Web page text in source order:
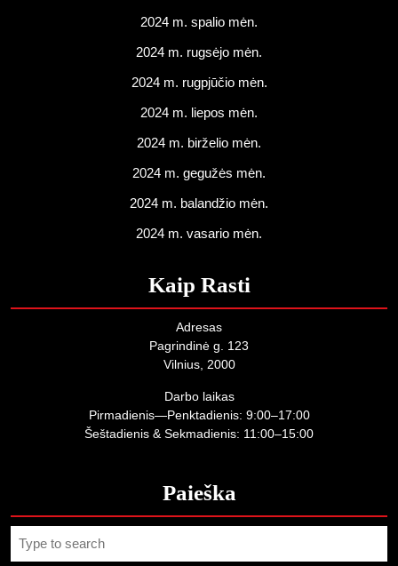
2024 m. spalio mėn.
2024 m. rugsėjo mėn.
2024 m. rugpjūčio mėn.
2024 m. liepos mėn.
2024 m. birželio mėn.
2024 m. gegužės mėn.
2024 m. balandžio mėn.
2024 m. vasario mėn.
Kaip Rasti
Adresas
Pagrindinė g. 123
Vilnius, 2000
Darbo laikas
Pirmadienis—Penktadienis: 9:00–17:00
Šeštadienis & Sekmadienis: 11:00–15:00
Paieška
for: